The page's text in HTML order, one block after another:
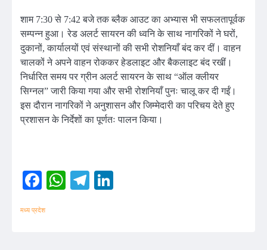
शाम 7:30 से 7:42 बजे तक ब्लैक आउट का अभ्यास भी सफलतापूर्वक
सम्पन्न हुआ। रेड अलर्ट सायरन की ध्वनि के साथ नागरिकों ने घरों,
दुकानों, कार्यालयों एवं संस्थानों की सभी रोशनियाँ बंद कर दीं। वाहन
चालकों ने अपने वाहन रोककर हेडलाइट और बैकलाइट बंद रखीं।
निर्धारित समय पर ग्रीन अलर्ट सायरन के साथ “ऑल क्लीयर
सिग्नल” जारी किया गया और सभी रोशनियाँ पुनः चालू कर दी गईं।
इस दौरान नागरिकों ने अनुशासन और जिम्मेदारी का परिचय देते हुए
प्रशासन के निर्देशों का पूर्णतः पालन किया।
Facebook
WhatsApp
Telegram
मध्य प्रदेश